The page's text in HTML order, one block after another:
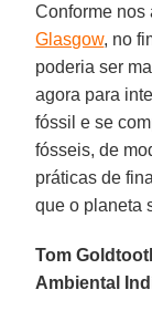
Conforme
Glasgow, no
poderia ser
agora para
fóssil e se
fósseis, de
práticas de
que o planeta
Tom
Ambiental